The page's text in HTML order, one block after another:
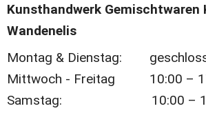
Kunsthandwerk Gemischtwaren
Wandenelis
Montag & Dienstag:
Mittwoch - Freitag          10:00 –
Samstag:                          10:00